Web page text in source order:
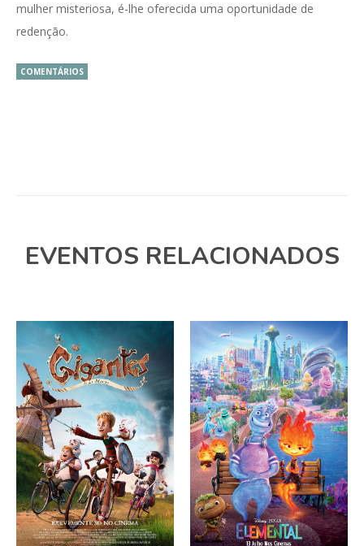
mulher misteriosa, é-lhe oferecida uma oportunidade de
redenção.
COMENTÁRIOS
EVENTOS RELACIONADOS